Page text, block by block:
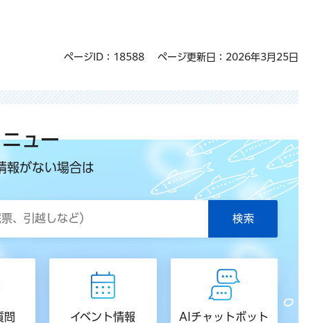
ページID：18588 ページ更新日：2026年3月25日
ュー
報がない場合は
問 イベント情報 AIチャットボット